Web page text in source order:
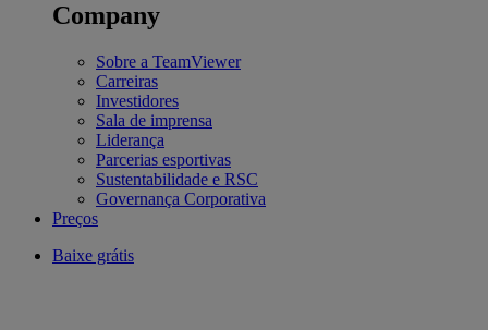
Company
Sobre a TeamViewer
Carreiras
Investidores
Sala de imprensa
Liderança
Parcerias esportivas
Sustentabilidade e RSC
Governança Corporativa
Preços
Baixe grátis